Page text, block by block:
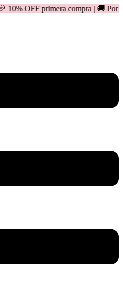
compra | 🚚 Por compras